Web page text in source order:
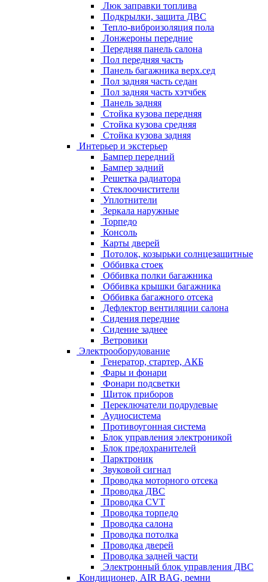
Люк заправки топлива
Подкрылки, защита ДВС
Тепло-виброизоляция пола
Лонжероны передние
Передняя панель салона
Пол передняя часть
Панель багажника верх.сед
Пол задняя часть седан
Пол задняя часть хэтчбек
Панель задняя
Стойка кузова передняя
Стойка кузова средняя
Стойка кузова задняя
Интерьер и экстерьер
Бампер передний
Бампер задний
Решетка радиатора
Стеклоочистители
Уплотнители
Зеркала наружные
Торпедо
Консоль
Карты дверей
Потолок, козырьки солнцезащитные
Оббивка стоек
Оббивка полки багажника
Оббивка крышки багажника
Оббивка багажного отсека
Дефлектор вентиляции салона
Сидения передние
Сидение заднее
Ветровики
Электрооборудование
Генератор, стартер, АКБ
Фары и фонари
Фонари подсветки
Щиток приборов
Переключатели подрулевые
Аудиосистема
Противоугонная система
Блок управления электроникой
Блок предохранителей
Парктроник
Звуковой сигнал
Проводка моторного отсека
Проводка ДВС
Проводка CVT
Проводка торпедо
Проводка салона
Проводка потолка
Проводка дверей
Проводка задней части
Электронный блок управления ДВС
Кондиционер, AIR BAG, ремни